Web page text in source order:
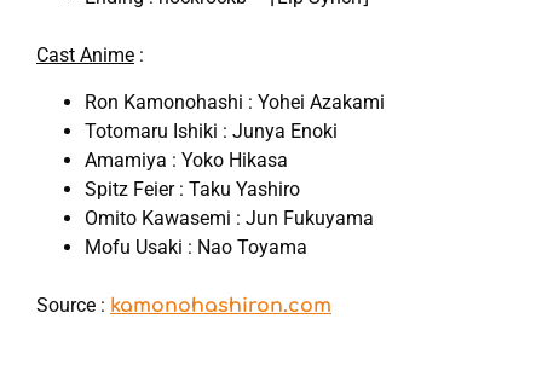
Cast Anime :
Ron Kamonohashi : Yohei Azakami
Totomaru Ishiki : Junya Enoki
Amamiya : Yoko Hikasa
Spitz Feier : Taku Yashiro
Omito Kawasemi : Jun Fukuyama
Mofu Usaki : Nao Toyama
Source : kamonohashiron.com